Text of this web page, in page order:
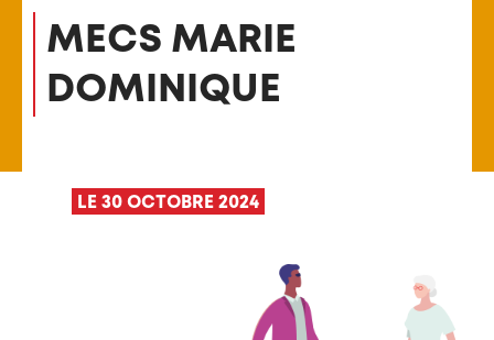
MECS MARIE
DOMINIQUE
LE 30 OCTOBRE 2024